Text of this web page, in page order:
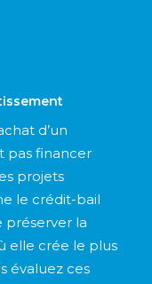
d’un
pas financer
projets
le crédit-bail
la
elle crée le plus
évaluez ces